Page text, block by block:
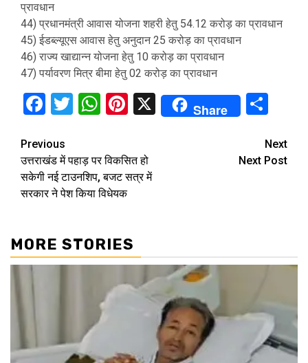
प्रावधान
44) प्रधानमंत्री आवास योजना शहरी हेतु 54.12 करोड़ का प्रावधान
45) ईडब्ल्यूएस आवास हेतु अनुदान 25 करोड़ का प्रावधान
46) राज्य खाद्यान्न योजना हेतु 10 करोड़ का प्रावधान
47) पर्यावरण मित्र बीमा हेतु 02 करोड़ का प्रावधान
Facebook
Twitter
WhatsApp
Pinterest
X Share
Continue
Reading
Previous
उत्तराखंड में पहाड़ पर विकसित हो
सकेगी नई टाउनशिप, बजट सत्र में
सरकार ने पेश किया विधेयक
Next
Next Post
MORE STORIES